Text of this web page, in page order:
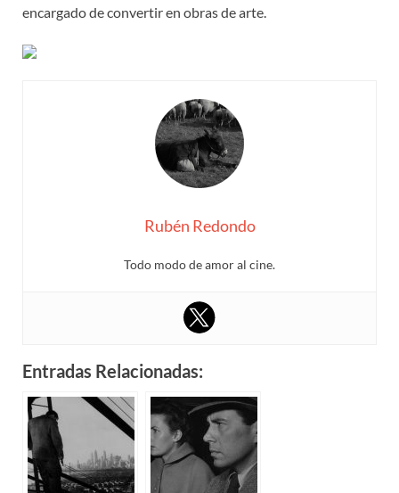
encargado de convertir en obras de arte.
Rubén Redondo
Todo modo de amor al cine.
Entradas Relacionadas: